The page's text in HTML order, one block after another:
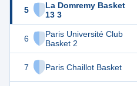
5
La Domremy Basket
13 3
6
Paris Université Club
Basket 2
7 Paris Chaillot Basket
14 9
13
12